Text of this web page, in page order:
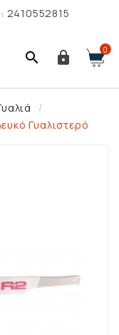
2410552815
  0
Γυαλιστερό